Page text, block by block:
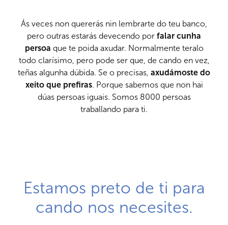
Ás veces non quererás nin lembrarte do teu banco,
pero outras estarás devecendo por falar cunha
persoa que te poida axudar. Normalmente teralo
todo clarísimo, pero pode ser que, de cando en vez,
teñas algunha dúbida. Se o precisas, axudámoste do
xeito que prefiras. Porque sabemos que non hai
dúas persoas iguais. Somos 8000 persoas
traballando para ti.
Estamos preto de ti para
cando nos necesites.